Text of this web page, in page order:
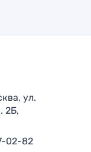
ул.
2Б,
02-82